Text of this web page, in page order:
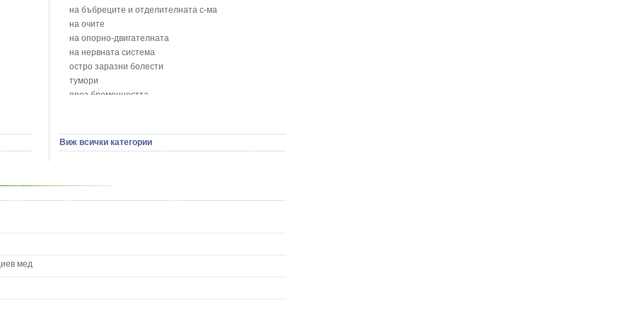
Бобови шушулки - Phaseolus Vulgaris L.
Божур - Paeonia Decora
Борови връхчета - Pinus sylvestris
Босилек - Ocimum Basillicum
Брей - Tamus Communis
Брош - Rubia tinctorum L.
Бръшлян - Hedera helix L.
Бял имел - Viscum album L.
Бял оман - Inula Helenium L.
Бяла върба - Salix Аlba
на бъбреците и отделителната с-ма
на очите
на опорно-двигателната
на нервната система
остро заразни болести
тумори
през бременността
сексуални проблеми
на половите органи
Виж всички категории
мед